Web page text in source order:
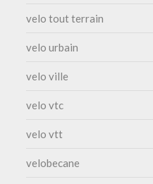
velo tout terrain
velo urbain
velo ville
velo vtc
velo vtt
velobecane